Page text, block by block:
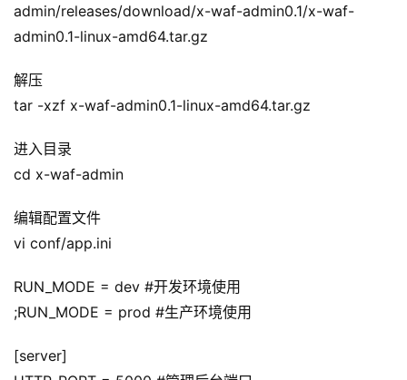
admin/releases/download/x-waf-admin0.1/x-waf-
admin0.1-linux-amd64.tar.gz
解压
tar -xzf x-waf-admin0.1-linux-amd64.tar.gz
进入目录
cd x-waf-admin
编辑配置文件
vi conf/app.ini
RUN_MODE = dev #开发环境使用
;RUN_MODE = prod #生产环境使用
[server]